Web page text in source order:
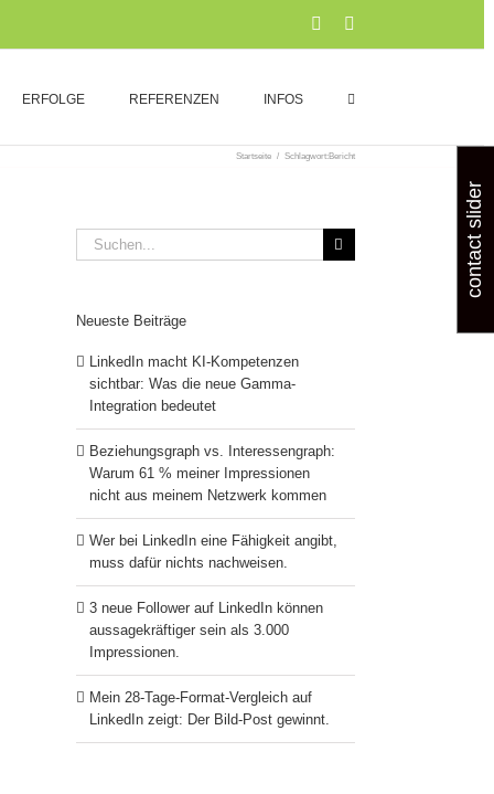
Xing
ERFOLGE REFERENZEN INFOS
Startseite / Schlagwort:Bericht
Suche
nach:
Neueste Beiträge
LinkedIn macht KI-Kompetenzen
sichtbar: Was die neue Gamma-
Integration bedeutet
Beziehungsgraph vs. Interessengraph:
Warum 61 % meiner Impressionen
nicht aus meinem Netzwerk kommen
Wer bei LinkedIn eine Fähigkeit angibt,
muss dafür nichts nachweisen.
3 neue Follower auf LinkedIn können
aussagekräftiger sein als 3.000
Impressionen.
Mein 28-Tage-Format-Vergleich auf
LinkedIn zeigt: Der Bild-Post gewinnt.
contact slider